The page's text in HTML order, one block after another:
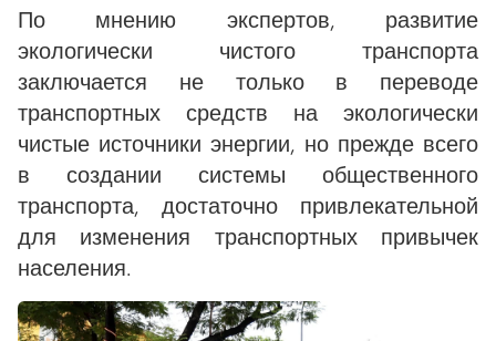
По мнению экспертов, развитие
экологически чистого транспорта
заключается не только в переводе
транспортных средств на экологически
чистые источники энергии, но прежде всего
в создании системы общественного
транспорта, достаточно привлекательной
для изменения транспортных привычек
населения.